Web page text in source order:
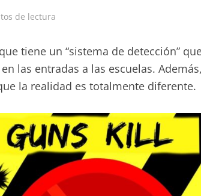
de lectura
tiene un “sistema de detección”
las entradas a las escuelas.
la realidad es totalmente diferente.